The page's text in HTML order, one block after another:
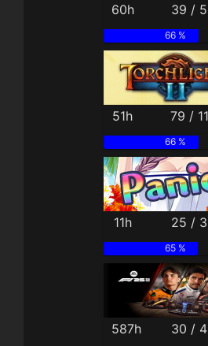
60h 39 /
66 %
51h 79 /
66 %
11h 25 /
65 %
587h 30 /